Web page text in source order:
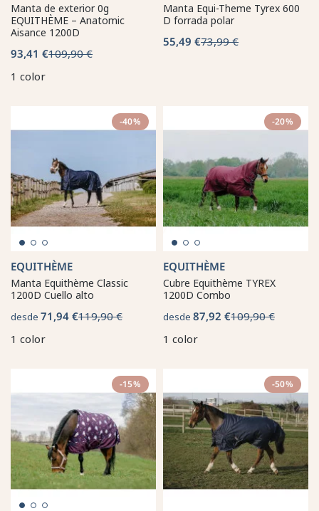
Manta de exterior 0g
EQUITHÈME – Anatomic
Aisance 1200D
93,41 €109,90 €
1 color
Manta Equi-Theme Tyrex 600
D forrada polar
55,49 €73,99 €
-40%
EQUITHÈME
Manta Equithème Classic
1200D Cuello alto
desde 71,94 €119,90 €
1 color
-20%
EQUITHÈME
Cubre Equithème TYREX
1200D Combo
desde 87,92 €109,90 €
1 color
-15% -50%